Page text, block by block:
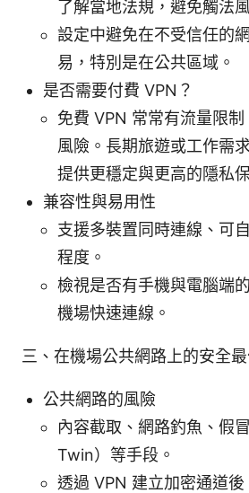
了解當地法規，避免觸法
設定中避免在不受信任的
易，特別是在公共區域。
是否需要付費 VPN？
免費 VPN 常常有流量限
風險。長期旅遊或工作需
提供更穩定與更高的隱私
兼容性與易用性
支援多裝置同時連線、可
程度。
檢視是否有手機與電腦端
機場快速連線。
三、在機場公共網路上的安全
公共網路的風險
內容截取、網路釣魚、假
Twin）等手段。
透過 VPN 建立加密通道